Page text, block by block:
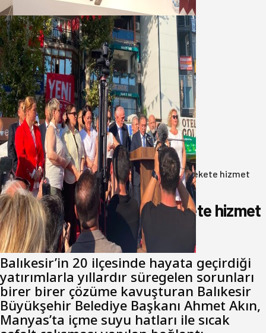
Yeni Parti Bandırma Teşkilatı kuruldu
06 Ağustos 2026
Anasayfa/Gündem/Akın: Benim derdim memlekete hizmet
hemşerim!
Akın: Benim derdim memlekete hizmet
hemşerim!
Balıkesir’in 20 ilçesinde hayata geçirdiği
yatırımlarla yıllardır süregelen sorunları
birer birer çözüme kavuşturan Balıkesir
Büyükşehir Belediye Başkanı Ahmet Akın,
Manyas’ta içme suyu hatları ile sıcak